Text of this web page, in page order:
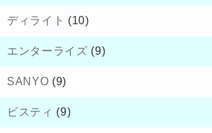
ディライト (10)
エンターライズ (9)
SANYO (9)
ビスティ (9)